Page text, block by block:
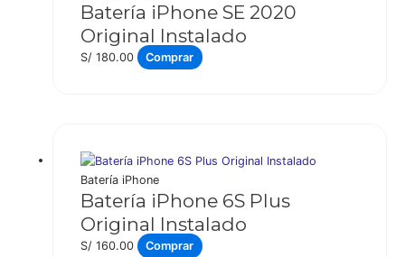
Batería iPhone SE 2020
Original Instalado
S/ 180.00 Comprar
Batería iPhone
Batería iPhone 6S Plus
Original Instalado
S/ 160.00 Comprar